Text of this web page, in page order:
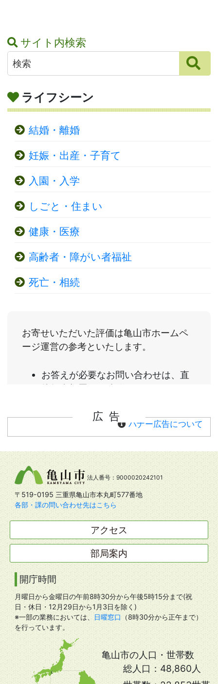
サイト内検索
ライフシーン
結婚・離婚
妊娠・出産・子育て
入園・入学
しごと・住まい
健康・医療
高齢者・障がい者福祉
死亡・相続
広告
バナー広告について
法人番号：9000020242101
〒519-0195 三重県亀山市本丸町577番地
各部・課の問い合わせ先はこちら
アクセス
部局案内
開庁時間
月曜日から金曜日の午前8時30分から午後5時15分まで(祝
日・休日・12月29日から1月3日を除く)
※一部の業務においては、
日曜窓口
（8時30分から正午まで）
を行っています。
亀山市の人口・世帯数
総人口： 48,860人